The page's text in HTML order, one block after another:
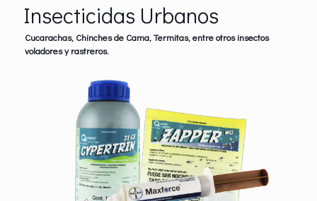
Insecticidas Urbanos
Cucarachas, Chinches de Cama, Termitas, entre otros insectos
voladores y rastreros.